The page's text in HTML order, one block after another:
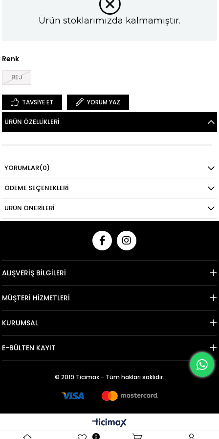
Ürün stoklarımızda kalmamıştır.
Renk
BEJ
TAVSIYE ET YORUM YAZ
ÜRÜN ÖZELLIKLERI
YORUMLAR(0)
ÖDEME SEÇENEKLERI
ÜRÜN ÖNERILERI
ALIŞVERİŞ BİLGİLERİ
MÜŞTERİ HİZMETLERİ
KURUMSAL
E-BÜLTEN KAYIT
© 2019 Ticimax - Tüm hakları saklıdır.
0